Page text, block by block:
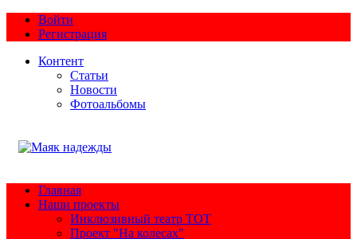
Войти
Регистрация
Контент
Статьи
Новости
Фотоальбомы
Главная
Наши проекты
Инклюзивный театр ТОТ
Проект "На колесах"